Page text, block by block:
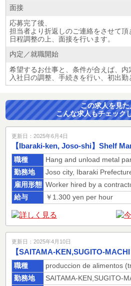
面接
応募完了後、
担当者より折返しのご連絡をさせて頂
日程調整の上、面接を行います。
内定／就職開始
希望するお仕事と、条件が合えば、内
入社日の調整、手続きを行い、初出勤
この求人を見た
こんな求人もチェック
更新日：2025年6月4日
【Ibaraki-ken, Joso-shi】Shelf
職種
Hang and unload metal
勤務地
Joso city, Ibaraki
雇用形態 Worker hired by a
給与
￥1.300 yen per hour
更新日：2025年4月10日
【SAITAMA-KEN,SUGITO-
職種
produccion de alimentos
勤務地
SAITAMA-KEN,SUGITO-